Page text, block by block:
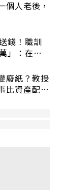
個人老後，
錢！職訓
」：在
廢紙？教授
比資產配置